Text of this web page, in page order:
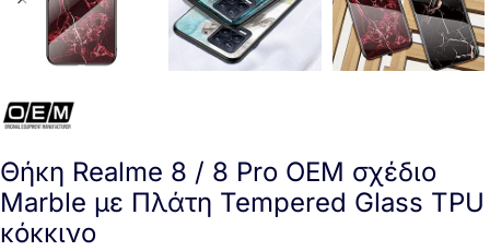
Θήκη Realme 8 / 8 Pro OEM σχέδιο
Marble με Πλάτη Tempered Glass TPU
κόκκινο